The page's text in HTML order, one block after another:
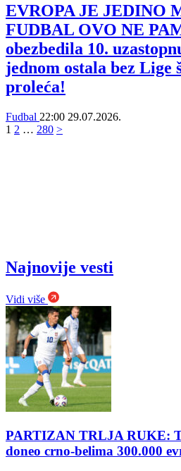
EVROPA JE JEDINO
FUDBAL OVO NE
obezbedila 10.
jednom ostala bez Lige
proleća!
Fudbal 22:00 29.07.2026.
1 2 … 280 >
Najnovije vesti
Vidi više
PARTIZAN TRLJA RUKE:
doneo crno-belima 300.000